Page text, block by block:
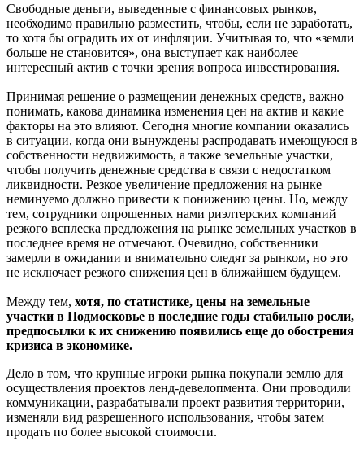
Свободные деньги, выведенные с финансовых рынков,
необходимо правильно разместить, чтобы, если не заработать,
то хотя бы оградить их от инфляции. Учитывая то, что «земли
больше не становится», она выступает как наиболее
интересный актив с точки зрения вопроса инвестирования.
Принимая решение о размещении денежных средств, важно
понимать, какова динамика изменения цен на актив и какие
факторы на это влияют. Сегодня многие компании оказались
в ситуации, когда они вынуждены распродавать имеющуюся в
собственности недвижимость, а также земельные участки,
чтобы получить денежные средства в связи с недостатком
ликвидности. Резкое увеличение предложения на рынке
неминуемо должно привести к понижению цены. Но, между
тем, сотрудники опрошенных нами риэлтерских компаний
резкого всплеска предложения на рынке земельных участков в
последнее время не отмечают. Очевидно, собственники
замерли в ожидании и внимательно следят за рынком, но это
не исключает резкого снижения цен в ближайшем будущем.
Между тем, хотя, по статистике, цены на земельные
участки в Подмосковье в последние годы стабильно росли,
предпосылки к их снижению появились еще до обострения
кризиса в экономике.
Дело в том, что крупные игроки рынка покупали землю для
осуществления проектов ленд-девелопмента. Они проводили
коммуникации, разрабатывали проект развития территории,
изменяли вид разрешенного использования, чтобы затем
продать по более высокой стоимости.